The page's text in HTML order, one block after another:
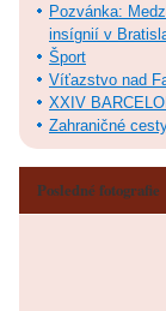
Pozvánka:
insígnií v
Šport
Víťazstvo nad
XXIV
Zahraničné
Posledné fotografie